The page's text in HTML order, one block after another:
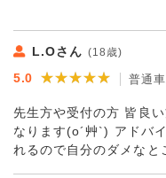
L.Oさん (18歳)
5.0 ★★★★★
★★★★★ 普通車
先生方や受付の方 皆良
なります(o´艸`) アドバ
れるので自分のダメな